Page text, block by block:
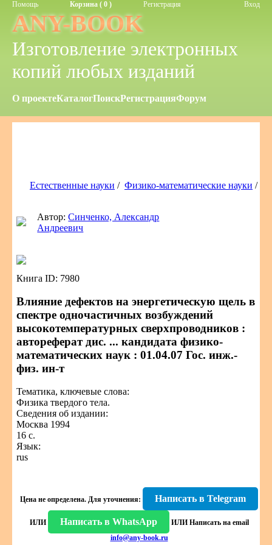
Помощь Корзина ( 0 ) Регистрация Вход
ANY-BOOK
Изготовление электронных
копий любых изданий
О проектеКаталогПоискРегистрацияФорум
Естественные науки / Физико-математические науки /
Автор:Синченко, Александр
Андреевич
Книга ID: 7980
Влияние дефектов на энергетическую щель в
спектре одночастичных возбуждений
высокотемпературных сверхпроводников :
автореферат дис. ... кандидата физико-
математических наук : 01.04.07 Гос. инж.-
физ. ин-т
Тематика, ключевые слова:
Физика твердого тела.
Сведения об издании:
Москва 1994
16 с.
Язык:
rus
Цена не определена. Для уточнения: Написать в Telegram
ИЛИ Написать в WhatsApp ИЛИ Написать на email
info@any-book.ru